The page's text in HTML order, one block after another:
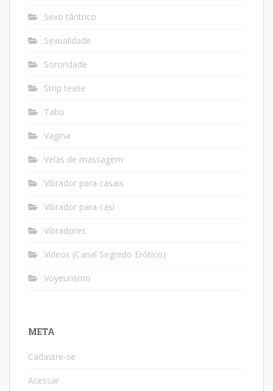
Sexo tântrico
Sexualidade
Sororidade
Strip tease
Tabu
Vagina
Velas de massagem
Vibrador para casais
Vibrador para casi
Vibradores
Vídeos (Canal Segredo Erótico)
Voyeurismo
META
Cadastre-se
Acessar